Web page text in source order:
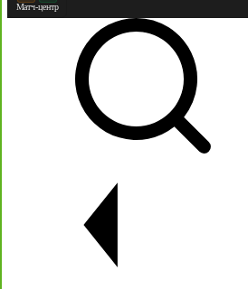
Матч-центр